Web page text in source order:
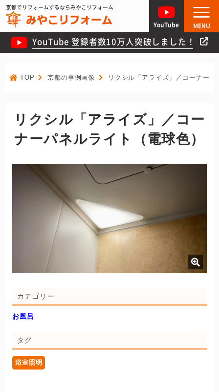
京都でリフォームするならみやこリフォーム
YouTube 登録者数10万人突破しました！
YouTube MENU
TOP 京都の事例画像 リクシル「アライズ」／コーナー
リクシル「アライズ」／コー
ナーパネルライト（電球色）
カテゴリー
お風呂
タグ
浴室照明